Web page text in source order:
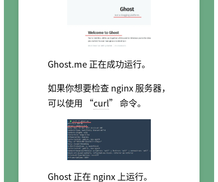
Ghost.me 正在成功运行。
如果你想要检查 nginx 服务器，
可以使用 “curl” 命令。
Ghost 正在 nginx 上运行。